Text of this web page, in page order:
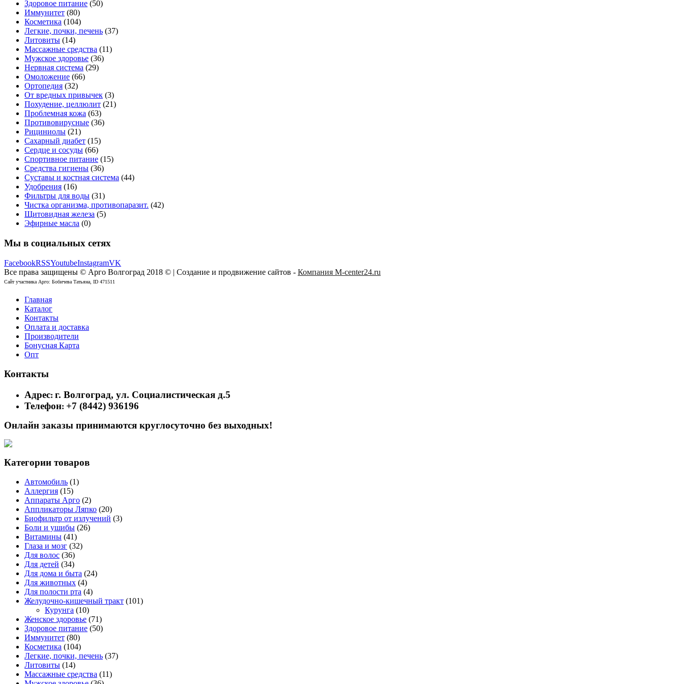
Здоровое питание (50)
Иммунитет (80)
Косметика (104)
Легкие, почки, печень (37)
Литовиты (14)
Массажные средства (11)
Мужское здоровье (36)
Нервная система (29)
Омоложение (66)
Ортопедия (32)
От вредных привычек (3)
Похудение, целлюлит (21)
Проблемная кожа (63)
Противовирусные (36)
Рициниолы (21)
Сахарный диабет (15)
Сердце и сосуды (66)
Спортивное питание (15)
Средства гигиены (36)
Суставы и костная система (44)
Удобрения (16)
Фильтры для воды (31)
Чистка организма, противопаразит. (42)
Щитовидная железа (5)
Эфирные масла (0)
Мы в социальных сетях
FacebookRSSYoutubeInstagramVK
Все права защищены © Арго Волгоград 2018 © | Создание и продвижение сайтов - Компания M-center24.ru
Сайт участника Арго: Бобичева Татьяна, ID 471511
Главная
Каталог
Контакты
Оплата и доставка
Производители
Бонусная Карта
Опт
Контакты
Адрес: г. Волгоград, ул. Социалистическая д.5
Телефон: +7 (8442) 936196
Онлайн заказы принимаются круглосуточно без выходных!
Категории товаров
Автомобиль (1)
Аллергия (15)
Аппараты Арго (2)
Аппликаторы Ляпко (20)
Биофильтр от излучений (3)
Боли и ушибы (26)
Витамины (41)
Глаза и мозг (32)
Для волос (36)
Для детей (34)
Для дома и быта (24)
Для животных (4)
Для полости рта (4)
Желудочно-кишечный тракт (101)
Курунга (10)
Женское здоровье (71)
Здоровое питание (50)
Иммунитет (80)
Косметика (104)
Легкие, почки, печень (37)
Литовиты (14)
Массажные средства (11)